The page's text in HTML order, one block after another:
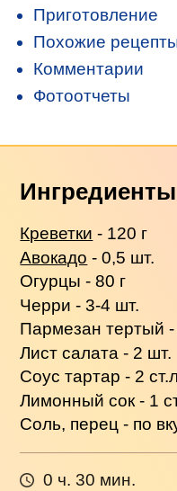
Приготовление
Похожие
Комментарии
Фотоотчеты
Ингредиенты
Креветки - 120 г
Авокадо - 0,5 шт.
Огурцы - 80 г
Черри - 3-4 шт.
Пармезан тертый -
Лист салата - 2 шт.
Соус тартар - 2
Лимонный сок - 1
Соль, перец - по
0 ч. 30 мин.